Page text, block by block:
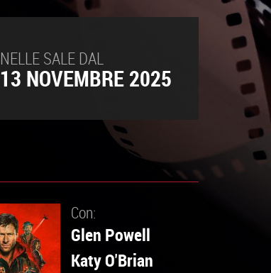
NELLE SALE DAL
13 NOVEMBRE 2025
Con:
Glen Powell
Katy O'Brian